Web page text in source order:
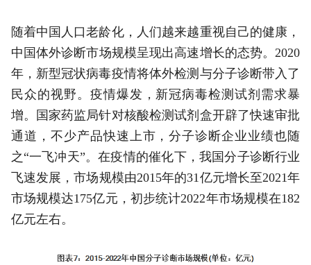
随着中国人口老龄化，人们越来越重视自己的健康，
中国体外诊断市场规模呈现出高速增长的态势。2020
年，新型冠状病毒疫情将体外检测与分子诊断带入了
民众的视野。疫情爆发，新冠病毒检测试剂需求暴
增。国家药监局针对核酸检测试剂盒开辟了快速审批
通道，不少产品快速上市，分子诊断企业业绩也随
之“一飞冲天”。在疫情的催化下，我国分子诊断行业
飞速发展，市场规模由2015年的31亿元增长至2021年
市场规模达175亿元，初步统计2022年市场规模在182
亿元左右。